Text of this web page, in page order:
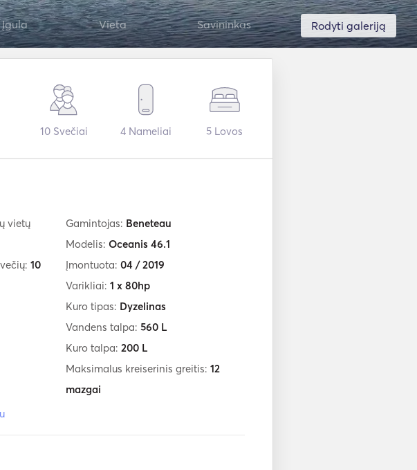
Rodyti galeriją
Įgula Vieta Savininkas
10Svečiai 4 Nameliai 5 Lovos
vietų
10
Gamintojas: Beneteau
Modelis: Oceanis 46.1
Įmontuota: 04 / 2019
Varikliai: 1 x 80hp
Kuro tipas: Dyzelinas
Vandens talpa: 560 L
Kuro talpa: 200 L
Maksimalus kreiserinis greitis: 12
mazgai